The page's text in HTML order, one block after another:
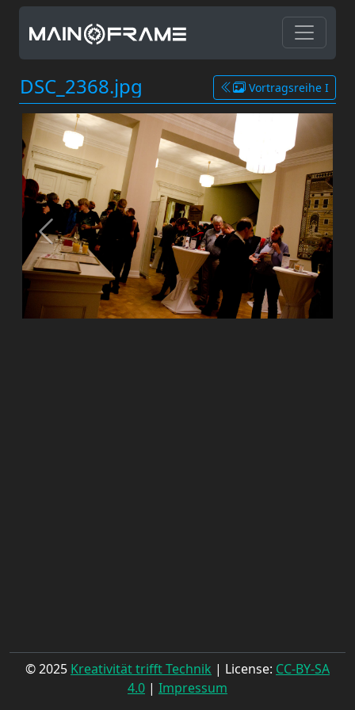
DSC_2368.jpg Vortragsreihe I
© 2025 Kreativität trifft Technik | License: CC-BY-SA
4.0 | Impressum